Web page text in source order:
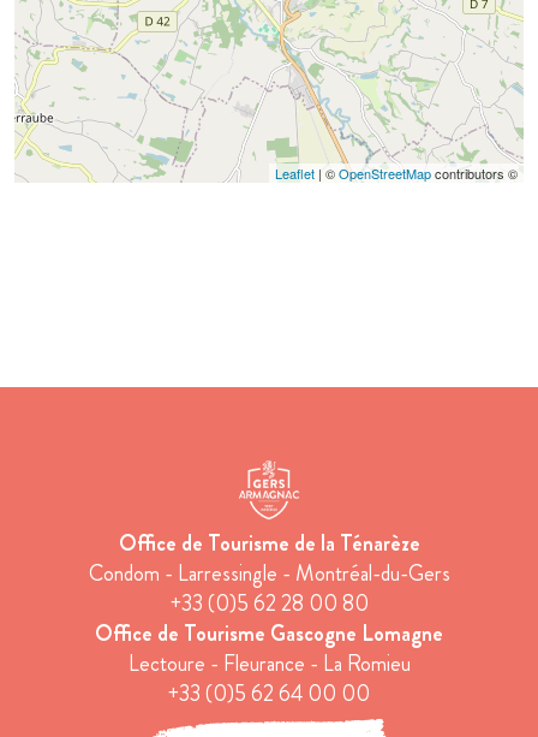
Leaflet | ©OpenStreetMapcontributors ©
Office de Tourisme de la Ténarèze
Condom - Larressingle - Montréal-du-Gers
+33 (0)5 62 28 00 80
Office de Tourisme Gascogne Lomagne
Lectoure - Fleurance - La Romieu
+33 (0)5 62 64 00 00